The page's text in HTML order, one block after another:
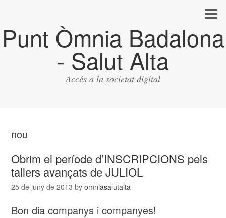
Punt Òmnia Badalona
- Salut Alta
Accés a la societat digital
nou
Obrim el període d’INSCRIPCIONS pels
tallers avançats de JULIOL
25 de juny de 2013 byomniasalutalta
Bon dia companys i companyes!